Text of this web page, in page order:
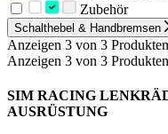
Zubehör
Schalthebel & Handbremsen
Anzeigen 3 von 3 Produkten
Anzeigen 3 von 3 Produkten
SIM RACING
AUSRÜSTUNG